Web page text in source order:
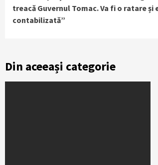
Reading
treacă Guvernul Tomac. Va fi o ratare și
contabilizată”
Din aceeași categorie